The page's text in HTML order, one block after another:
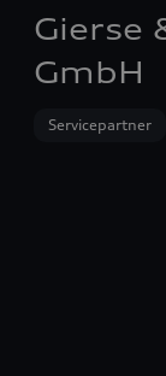
Gierse
GmbH
Servicepartner